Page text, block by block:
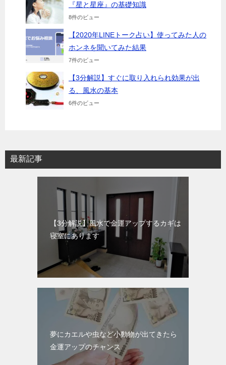
『星と星座』の基礎知識
8件のビュー
【2020年LINEトーク占い】使ってみた人の
ホンネを聞いてみた結果
7件のビュー
【3分解説】すぐに取り入れられ効果が出
る、風水の基本
6件のビュー
最新記事
【3分解説】風水で金運アップするカギは
寝室にあります
夢にカエルや虫など小動物が出てきたら
金運アップのチャンス